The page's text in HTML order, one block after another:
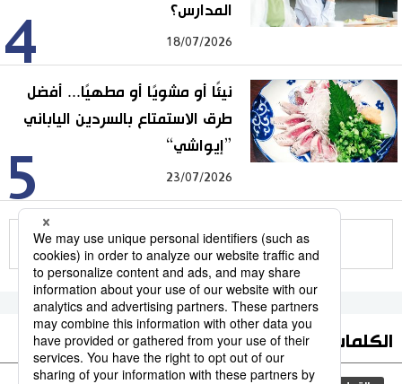
4
المدارس؟
18/07/2026
5
نيئًا أو مشويًا أو مطهيًا... أفضل
طرق الاستمتاع بالسردين الياباني
”إيواشي“
23/07/2026
للمزيد
الكلمات الأكثر بحثا